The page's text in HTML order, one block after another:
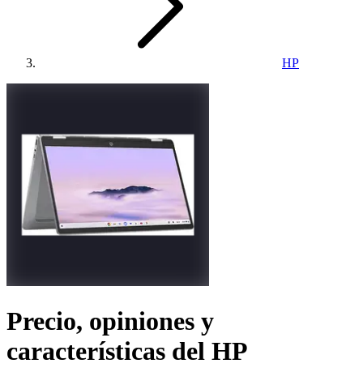
HP
Precio, opiniones y
características del HP